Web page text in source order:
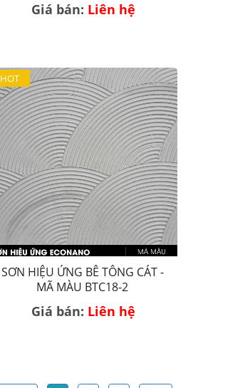
Giá bán: Liên hệ
HOT
SƠN HIỆU ỨNG BÊ TÔNG CÁT -
MÃ MÀU BTC18-2
Giá bán: Liên hệ